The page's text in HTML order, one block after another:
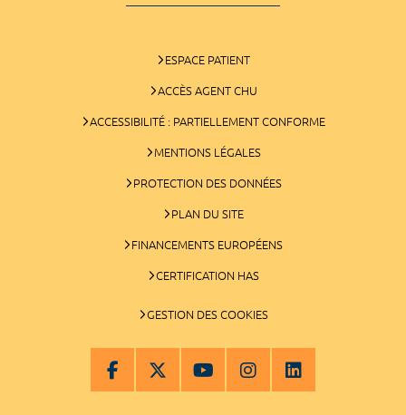
ESPACE PATIENT
ACCÈS AGENT CHU
ACCESSIBILITÉ : PARTIELLEMENT CONFORME
MENTIONS LÉGALES
PROTECTION DES DONNÉES
PLAN DU SITE
FINANCEMENTS EUROPÉENS
CERTIFICATION HAS
GESTION DES COOKIES